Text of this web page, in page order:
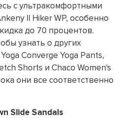
с ультракомфортными
II Hiker WP, особенно
до 70 процентов.
узнать о других
Converge Yoga Pants,
Shorts и Chaco Women's
они все соответственно
Slide Sandals